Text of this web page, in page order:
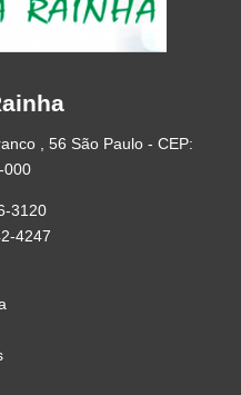
, 56 São Paulo - CEP:
000
3120
4247